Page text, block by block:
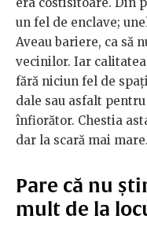
un fel de enclave;
Aveau bariere, ca să
vecinilor. Iar
fără niciun fel de
dale sau asfalt
înfiorător. Chestia
dar la scară mai mare.
Pare că nu
mult de la